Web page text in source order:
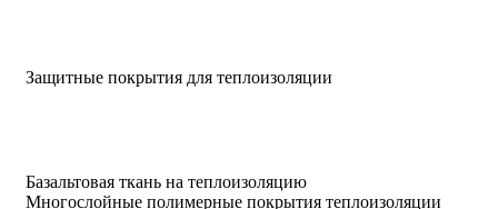
Защитные покрытия для теплоизоляции
Базальтовая ткань на теплоизоляцию
Многослойные полимерные покрытия теплоизоляции